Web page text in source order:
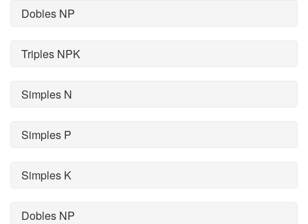
Dobles NP
Triples NPK
Simples N
Simples P
Simples K
Dobles NP